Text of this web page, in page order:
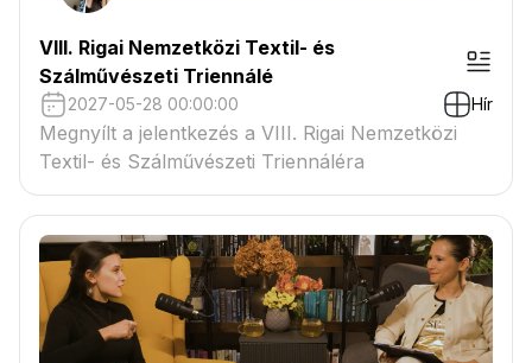
VIII. Rigai Nemzetközi Textil- és
Szálművészeti Triennálé
2027-05-28 00:00:00 Hír
Megnyílt a jelentkezés a VIII. Rigai Nemzetközi
Textil- és Szálművészeti Triennáléra